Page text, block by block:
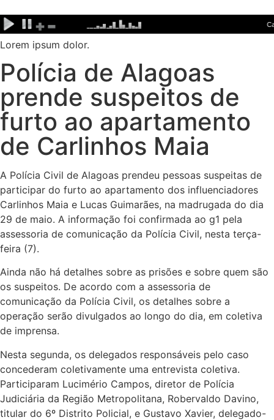
para
o
conteúdo
Lorem ipsum dolor.
Polícia de Alagoas
prende suspeitos de
furto ao apartamento
de Carlinhos Maia
A Polícia Civil de Alagoas prendeu pessoas suspeitas de
participar do furto ao apartamento dos influenciadores
Carlinhos Maia e Lucas Guimarães, na madrugada do dia
29 de maio. A informação foi confirmada ao g1 pela
assessoria de comunicação da Polícia Civil, nesta terça-
feira (7).
Ainda não há detalhes sobre as prisões e sobre quem são
os suspeitos. De acordo com a assessoria de
comunicação da Polícia Civil, os detalhes sobre a
operação serão divulgados ao longo do dia, em coletiva
de imprensa.
Nesta segunda, os delegados responsáveis pelo caso
concederam coletivamente uma entrevista coletiva.
Participaram Lucimério Campos, diretor de Polícia
Judiciária da Região Metropolitana, Robervaldo Davino,
titular do 6º Distrito Policial, e Gustavo Xavier, delegado-